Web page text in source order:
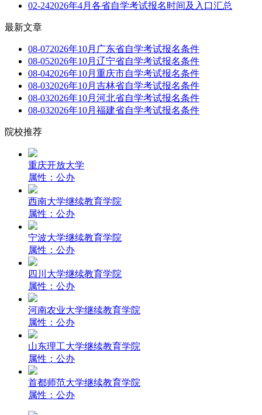
02-242026年4月各省自学考试报名时间及入口汇总
最新文章
08-072026年10月广东省自学考试报名条件
08-052026年10月辽宁省自学考试报名条件
08-042026年10月重庆市自学考试报名条件
08-032026年10月吉林省自学考试报名条件
08-032026年10月河北省自学考试报名条件
08-032026年10月福建省自学考试报名条件
院校推荐
重庆开放大学
属性：公办
西南大学继续教育学院
属性：公办
宁波大学继续教育学院
属性：公办
四川大学继续教育学院
属性：公办
河南农业大学继续教育学院
属性：公办
山东理工大学继续教育学院
属性：公办
首都师范大学继续教育学院
属性：公办